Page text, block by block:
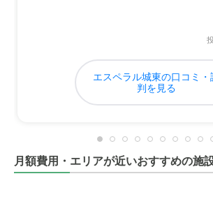
エスペラル城東の口コミ・
判を見る
月額費用・エリアが近いおすすめの施